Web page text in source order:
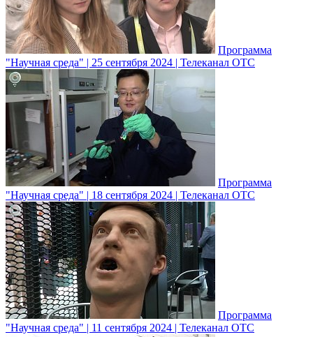
Программа
"Научная среда" | 25 сентября 2024 | Телеканал ОТС
Программа
"Научная среда" | 18 сентября 2024 | Телеканал ОТС
Программа
"Научная среда" | 11 сентября 2024 | Телеканал ОТС